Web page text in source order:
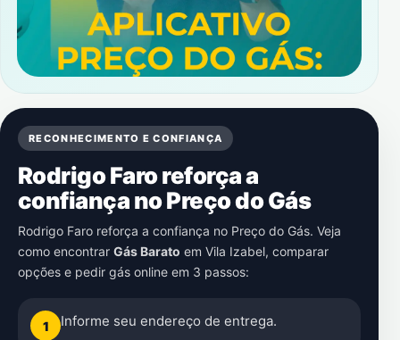
RECONHECIMENTO E CONFIANÇA
Rodrigo Faro reforça a
confiança no Preço do Gás
Rodrigo Faro reforça a confiança no Preço do Gás. Veja
como encontrar Gás Barato em Vila Izabel, comparar
opções e pedir gás online em 3 passos:
1 Informe seu endereço de entrega.